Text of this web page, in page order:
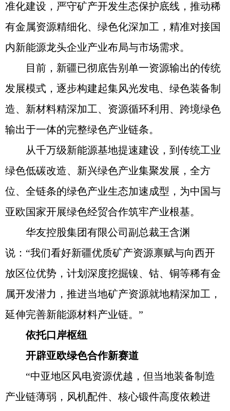
准化建设，严守矿产开发生态保护底线，推动稀
有金属资源精细化、绿色化深加工，精准对接国
内新能源龙头企业产业布局与市场需求。
目前，新疆已彻底告别单一资源输出的传统
发展模式，逐步构建起集风光发电、绿色装备制
造、新材料精深加工、资源循环利用、跨境绿色
输出于一体的完整绿色产业链条。
从千万级新能源基地提速建设，到传统工业
绿色低碳改造、新兴绿色产业集聚发展，全方
位、全链条的绿色产业生态加速成型，为中国与
亚欧国家开展绿色经贸合作筑牢产业根基。
华友控股集团有限公司副总裁王含渊
说：“我们看好新疆优质矿产资源禀赋与向西开
放区位优势，计划深度挖掘镍、钴、铜等稀有金
属开发潜力，推进当地矿产资源就地精深加工，
延伸完善新能源材料产业链。”
依托口岸枢纽
开辟亚欧绿色合作新赛道
“中亚地区风电资源优越，但当地装备制造
产业链薄弱，风机配件、核心锻件高度依赖进